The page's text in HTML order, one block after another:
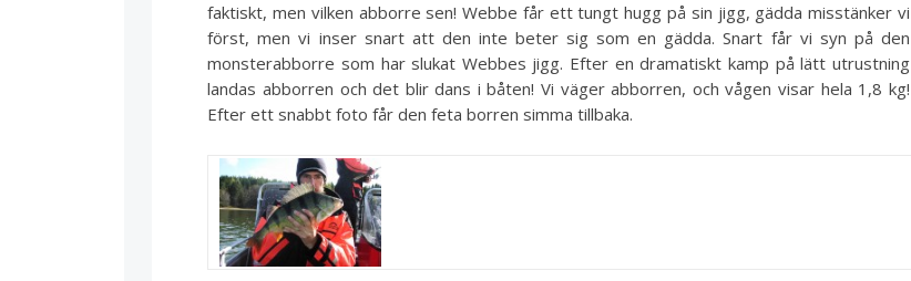
faktiskt, men vilken abborre sen! Webbe får ett tungt hugg på sin jigg, gädda misstänker vi
först, men vi inser snart att den inte beter sig som en gädda. Snart får vi syn på den
monsterabborre som har slukat Webbes jigg. Efter en dramatiskt kamp på lätt utrustning
landas abborren och det blir dans i båten! Vi väger abborren, och vågen visar hela 1,8 kg!
Efter ett snabbt foto får den feta borren simma tillbaka.